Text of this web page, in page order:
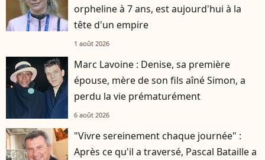
orpheline à 7 ans, est aujourd'hui à la
tête d'un empire
1 août 2026
Marc Lavoine : Denise, sa première
épouse, mère de son fils aîné Simon, a
perdu la vie prématurément
6 août 2026
"Vivre sereinement chaque journée" :
Après ce qu'il a traversé, Pascal Bataille a